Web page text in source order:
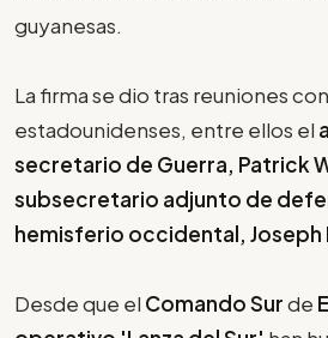
guyanesas.
La firma se dio tras reuniones
estadounidenses, entre ellos el
secretario de Guerra, Patrick
subsecretario adjunto de
hemisferio occidental, Joseph
Desde que el Comando Surde